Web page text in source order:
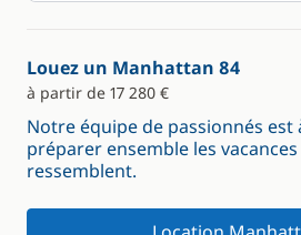
Louez un Manhattan 84
à partir de 17 280 €
Notre équipe de passionnés
préparer ensemble les
ressemblent.